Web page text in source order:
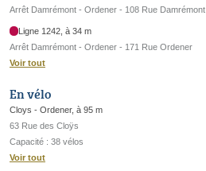
Arrêt Damrémont - Ordener - 108 Rue Damrémont
Ligne 1242, à 34 m
Arrêt Damrémont - Ordener - 171 Rue Ordener
Voir tout
En vélo
Cloys - Ordener, à 95 m
63 Rue des Cloÿs
Capacité : 38 vélos
Voir tout